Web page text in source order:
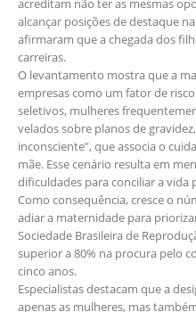
acreditam não ter as mesmas
alcançar posições de destaque
afirmaram que a chegada dos
carreiras.
O levantamento mostra que a
empresas como um fator de
seletivos, mulheres
velados sobre planos de
inconsciente”, que associa o
mãe. Esse cenário resulta em
dificuldades para conciliar a vida
Como consequência, cresce o
adiar a maternidade para
Sociedade Brasileira de
superior a 80% na procura pelo
cinco anos.
Especialistas destacam que a
apenas as mulheres, mas